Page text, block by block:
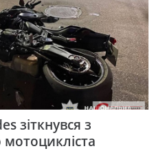
зіткнувся з
мотоцикліста